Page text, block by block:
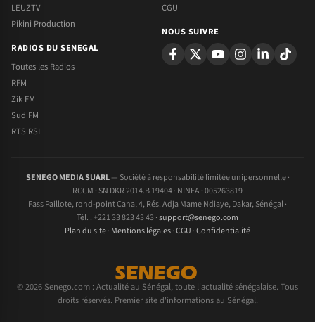
LEUZTV
Pikini Production
RADIOS DU SENEGAL
Toutes les Radios
RFM
Zik FM
Sud FM
RTS RSI
CGU
NOUS SUIVRE
SENEGO MEDIA SUARL— Société à responsabilité limitée unipersonnelle ·
RCCM : SN DKR 2014.B 19404 · NINEA : 005263819
Fass Paillote, rond-point Canal 4, Rés. Adja Mame Ndiaye, Dakar, Sénégal ·
Tél. : +221 33 823 43 43 ·support@senego.com
Plan du site· Mentions légales·CGU ·Confidentialité
© 2026 Senego.com : Actualité au Sénégal, toute l'actualité sénégalaise. Tous
droits réservés. Premier site d'informations au Sénégal.